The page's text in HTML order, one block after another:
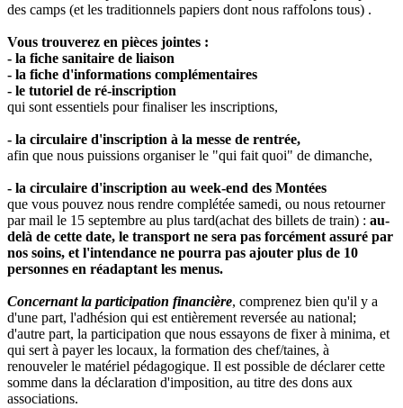
des camps (et les traditionnels papiers dont nous raffolons tous) .
Vous trouverez en pièces jointes :
- la fiche sanitaire de liaison
- la fiche d'informations complémentaires
- le tutoriel de ré-inscription
qui sont essentiels pour finaliser les inscriptions,
- la circulaire d'inscription à la messe de rentrée,
afin que nous puissions organiser le "qui fait quoi" de dimanche,
- la circulaire d'inscription au week-end des Montées
que vous pouvez nous rendre complétée samedi, ou nous retourner
par mail le 15 septembre au plus tard(achat des billets de train) : au-
delà de cette date, le transport ne sera pas forcément assuré par
nos soins, et l'intendance ne pourra pas ajouter plus de 10
personnes en réadaptant les menus.
Concernant la participation financière, comprenez bien qu'il y a
d'une part, l'adhésion qui est entièrement reversée au national;
d'autre part, la participation que nous essayons de fixer à minima, et
qui sert à payer les locaux, la formation des chef/taines, à
renouveler le matériel pédagogique. Il est possible de déclarer cette
somme dans la déclaration d'imposition, au titre des dons aux
associations.